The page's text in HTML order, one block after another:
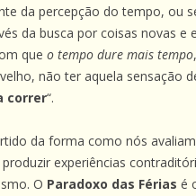
da percepção do tempo, ou
da busca por coisas novas e
que o tempo dure mais tempo
não ter aquela sensação
correr“.
da forma como nós
experiências
O Paradoxo das Férias é